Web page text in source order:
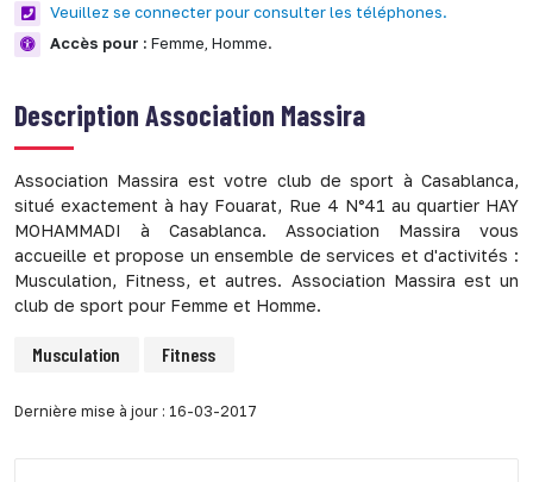
Veuillez se connecter pour consulter les téléphones.
Accès pour : Femme, Homme.
Description Association Massira
Association Massira est votre club de sport à Casablanca,
situé exactement à hay Fouarat, Rue 4 N°41 au quartier HAY
MOHAMMADI à Casablanca. Association Massira vous
accueille et propose un ensemble de services et d'activités :
Musculation, Fitness, et autres. Association Massira est un
club de sport pour Femme et Homme.
Musculation Fitness
Dernière mise à jour : 16-03-2017